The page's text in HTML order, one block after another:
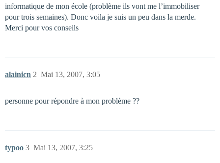
informatique de mon école (problème ils vont me l’immobiliser
pour trois semaines). Donc voila je suis un peu dans la merde.
Merci pour vos conseils
alainicn Mai 13, 2007, 3:05
2
personne pour répondre à mon problème ??
typoo Mai 13, 2007, 3:25
3